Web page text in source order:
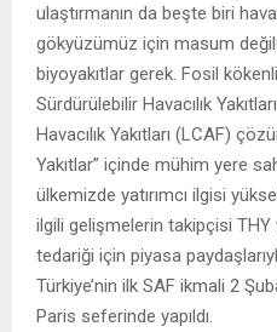
ulaştırmanın da beşte biri
gökyüzümüz için masum
biyoyakıtlar gerek. Fosil
Sürdürülebilir Havacılık
Havacılık Yakıtları (LCAF)
Yakıtlar” içinde mühim yere
ülkemizde yatırımcı ilgisi
ilgili gelişmelerin takipçisi THY
tedariği için piyasa
Türkiye’nin ilk SAF ikmali 2
Paris seferinde yapıldı.